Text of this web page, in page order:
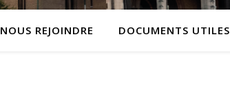
NOUS REJOINDRE DOCUMENTS UTILES